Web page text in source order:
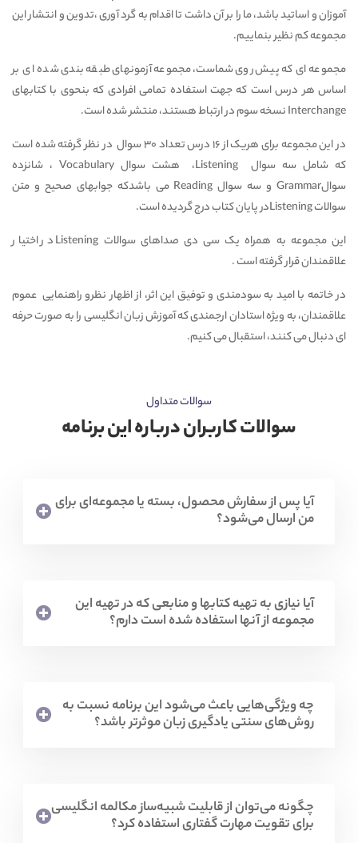
آموزان و اساتید باشد، ما را بر آن داشت تا اقدام به گرد آوری ،تدوین و انتشار این
مجموعه کم نظیر بنماییم.
مجموعه ای که پیش روی شماست، مجموعه آزمونهای طبقه بندی شده ای بر
اساس هر درس است که جهت استفاده تمامی افرادی که بنحوی با کتابهای
Interchange نسخه سوم در ارتباط هستند، منتشر شده است.
در این مجموعه برای هریک از 16 درس تعداد 30 سوال در نظر گرفته شده است
که شامل سه سوال Listening، هشت سوال Vocabulary ، شانزده
سوالGrammar و سه سوال Reading می باشدکه جوابهای صحیح و متن
سوالات Listeningدر پایان کتاب درج گردیده است.
این مجموعه به همراه یک سی دی صداهای سوالات Listening در اختیار
علاقمندان قرار گرفته است .
در خاتمه با امید به سودمندی و توفیق این اثر، از اظهار نظرو راهنمایی عموم
علاقمندان، به ویژه استادان ارجمندی که آموزش زبان انگلیسی را به صورت حرفه
ای دنبال می کنند، استقبال می کنیم.
سوالات متداول
سوالات کاربران درباره این برنامه
آیا پس از سفارش محصول، بسته یا مجموعه‌ای برای
من ارسال می‌شود؟
آیا نیازی به تهیه کتابها و منابعی که در تهیه این
مجموعه از آنها استفاده شده است دارم؟
چه ویژگی‌هایی باعث می‌شود این برنامه نسبت به
روش‌های سنتی یادگیری زبان موثرتر باشد؟
چگونه می‌توان از قابلیت شبیه‌ساز مکالمه انگلیسی
برای تقویت مهارت گفتاری استفاده کرد؟